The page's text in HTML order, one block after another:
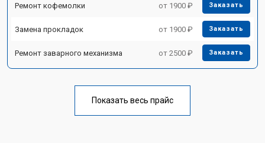
Ремонт кофемолки от 1900 ₽ Заказать
Замена прокладок от 1900 ₽ Заказать
Ремонт заварного механизма от 2500 ₽ Заказать
Показать весь прайс